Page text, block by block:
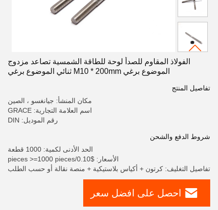
الفولاذ المقاوم للصدأ لوحة للطاقة الشمسية تصاعد مزدوج
الموضوع برغي M10 * 200mm ثنائي الموضوع برغي
تفاصيل المنتج
مكان المنشأ: جيانغسو ، الصين
اسم العلامة التجارية: GRACE
رقم الموديل: DIN
شروط الدفع والشحن
الحد الأدنى لكمية: 1000 قطعة
الأسعار: $0.10/pieces >=1000 pieces
تفاصيل التغليف: كرتون + أكياس بلاستيكية + منصة نقالة أو حسب الطلب
احصل على افضل سعر